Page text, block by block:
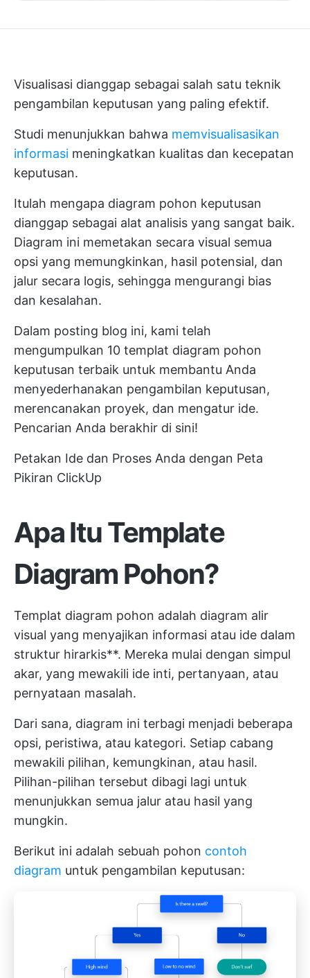
Visualisasi dianggap sebagai salah satu teknik
pengambilan keputusan yang paling efektif.
Studi menunjukkan bahwa memvisualisasikan
informasi meningkatkan kualitas dan kecepatan
keputusan.
Itulah mengapa diagram pohon keputusan
dianggap sebagai alat analisis yang sangat baik.
Diagram ini memetakan secara visual semua
opsi yang memungkinkan, hasil potensial, dan
jalur secara logis, sehingga mengurangi bias
dan kesalahan.
Dalam posting blog ini, kami telah
mengumpulkan 10 templat diagram pohon
keputusan terbaik untuk membantu Anda
menyederhanakan pengambilan keputusan,
merencanakan proyek, dan mengatur ide.
Pencarian Anda berakhir di sini!
Petakan Ide dan Proses Anda dengan Peta
Pikiran ClickUp
Apa Itu Template
Diagram Pohon?
Templat diagram pohon adalah diagram alir
visual yang menyajikan informasi atau ide dalam
struktur hirarkis**. Mereka mulai dengan simpul
akar, yang mewakili ide inti, pertanyaan, atau
pernyataan masalah.
Dari sana, diagram ini terbagi menjadi beberapa
opsi, peristiwa, atau kategori. Setiap cabang
mewakili pilihan, kemungkinan, atau hasil.
Pilihan-pilihan tersebut dibagi lagi untuk
menunjukkan semua jalur atau hasil yang
mungkin.
Berikut ini adalah sebuah pohon contoh
diagram untuk pengambilan keputusan: